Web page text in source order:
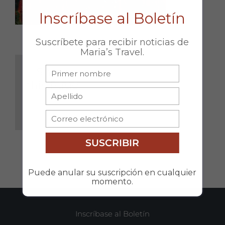
Share
this Page
Facebook
X
Email
Inscríbase al Boletín
Inscríbase al Boletín
Suscríbete para recibir noticias de
Maria’s Travel.
SUSCRIBIR
Puede anular su suscripción en cualquier
momento.